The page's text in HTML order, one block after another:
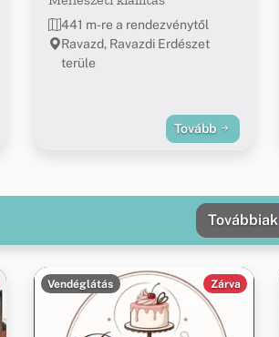
441 m-re a rendezvénytől
Ravazd, Ravazdi Erdészet
terüle
Tovább
Továbbiak
Vendéglátás Zárva